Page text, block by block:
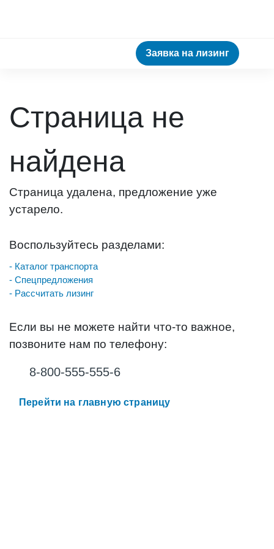
Заявка на лизинг
Страница не
найдена
Страница удалена, предложение уже
устарело.
Воспользуйтесь разделами:
- Каталог транспорта
- Спецпредложения
- Рассчитать лизинг
Если вы не можете найти что-то важное,
позвоните нам по телефону:
8-800-555-555-6
Перейти на главную страницу